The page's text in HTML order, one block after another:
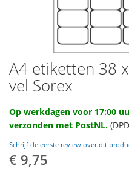
Ga
naar
het
van
de
gallerij
A4 etiketten 38
vel Sorex
Op werkdagen voor 17:00
verzonden met PostNL.
Schrijf de eerste review over dit
€ 9,75